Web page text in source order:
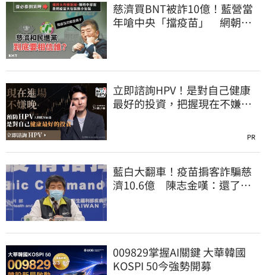
慈濟買BNT被詐10億！藍營當
年嗆中央「擋疫苗」 網朝
立即諮詢HPV！是對自己健康
最好的投資，把握現在不嫌
PR
藍白大翻車！疫苗掮客詐騙慈
濟10.6億 陳志金嘆：還了陳
009829掌握AI關鍵 大華韓國
KOSPI 50今強勢開募